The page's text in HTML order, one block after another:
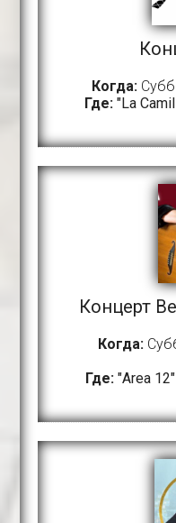
Когда:
Где: "La
Концерт
Когда:
Где: "Area